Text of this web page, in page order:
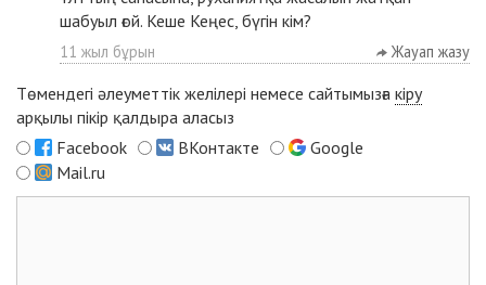
шабуыл ғой. Кеше Кеңес, бүгін кім?
11 жыл бұрын Жауап жазу
Төмендегі әлеуметтік желілері немесе сайтымызға кіру
арқылы пікір қалдыра аласыз
Facebook
ВКонтакте
Google
Mail.ru